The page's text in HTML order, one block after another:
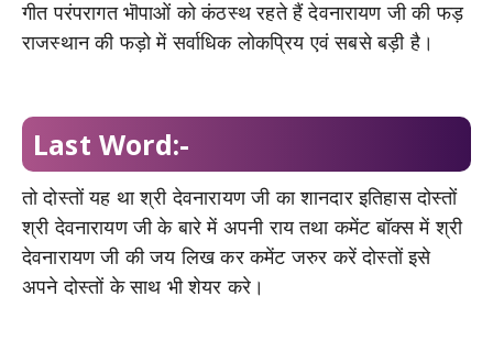
गीत परंपरागत भॊपाओं को कंठस्थ रहते हैं देवनारायण जी की फड़
राजस्थान की फड़ो में सर्वाधिक लोकप्रिय एवं सबसे बड़ी है।
Last Word:-
तो दोस्तों यह था श्री देवनारायण जी का शानदार इतिहास दोस्तों
श्री देवनारायण जी के बारे में अपनी राय तथा कमेंट बॉक्स में श्री
देवनारायण जी की जय लिख कर कमेंट जरुर करें दोस्तों इसे
अपने दोस्तों के साथ भी शेयर करे।